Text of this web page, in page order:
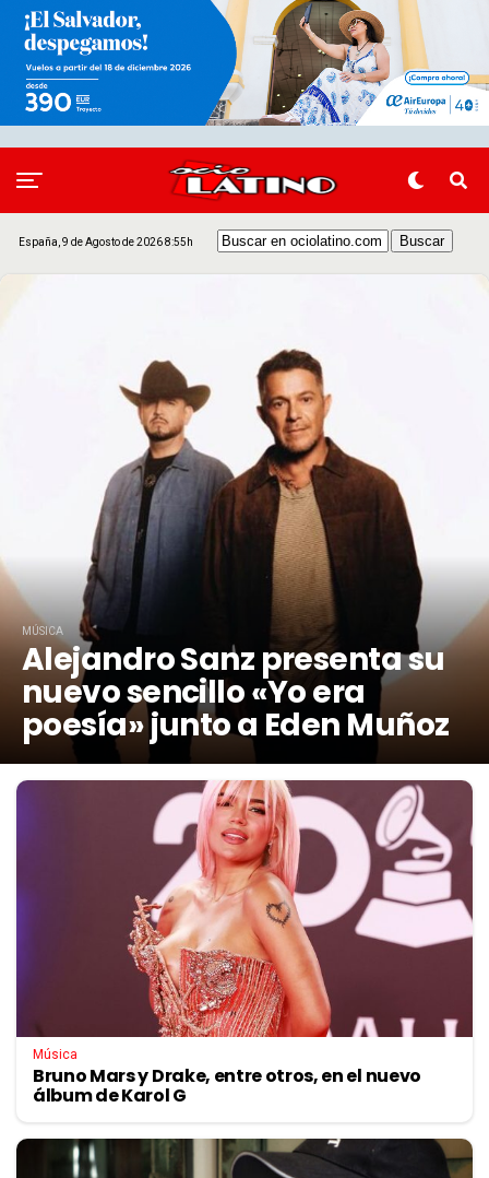
España, 9 de Agosto de 2026 8:55h
MÚSICA
Alejandro Sanz presenta su
nuevo sencillo «Yo era
poesía» junto a Eden Muñoz
Música
Bruno Mars y Drake, entre otros, en el nuevo
álbum de Karol G